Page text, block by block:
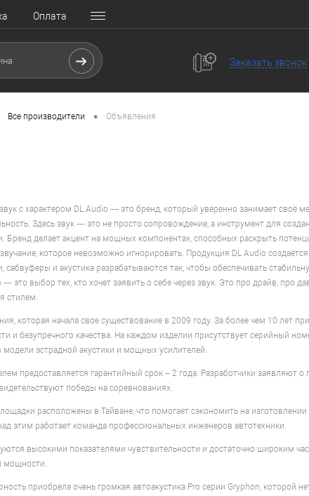
Оплата
Заказать звонок
Все производители • Объявления
с характером DL Audio — это бренд, который уверенно занимает своё
Здесь звук — это не просто сопровождение, а инструмент для
Бренд делает акцент на мощных компонентах, способных раскрыть
которое невозможно игнорировать. Продукция DL Audio
сабвуферы и акустика разрабатываются так, чтобы обеспечивать
— это выбор тех, кто хочет заявить о себе через звук. Это про драйв,
стилем.
которая начала свое существование в 2009 году. За более чем 10 лет
и безупречного качества. На каждом изделии присутствует серийный
модели эстрадной акустики и мощных усилителей.
предоставляется гарантийный срок – 2 года. Разработчики заявляют
победы на соревнованиях.
расположены в Тайване, что помогает сэкономить на
этим работает команда профессиональных инженеров автотехники.
высокими показателями чувствительности и достаточно широким
мощности.
приобрела очень громкая автоакустика Pro серии Gryphon, которой